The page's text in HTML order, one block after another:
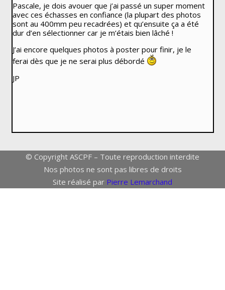
Pascale, je dois avouer que j’ai passé un super moment
avec ces échasses en confiance (la plupart des photos
sont au 400mm peu recadrées) et qu’ensuite ça a été
dur d’en sélectionner car je m’étais bien lâché !
J’ai encore quelques photos à poster pour finir, je le
ferai dès que je ne serai plus débordé
JP
© Copyright ASCPF – Toute reproduction interdite
Nos photos ne sont pas libres de droits
Site réalisé par Pierre Lemarchand